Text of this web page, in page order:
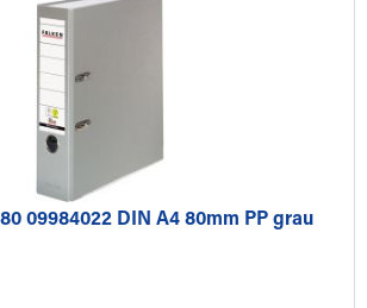
09984022 DIN A4 80mm PP grau